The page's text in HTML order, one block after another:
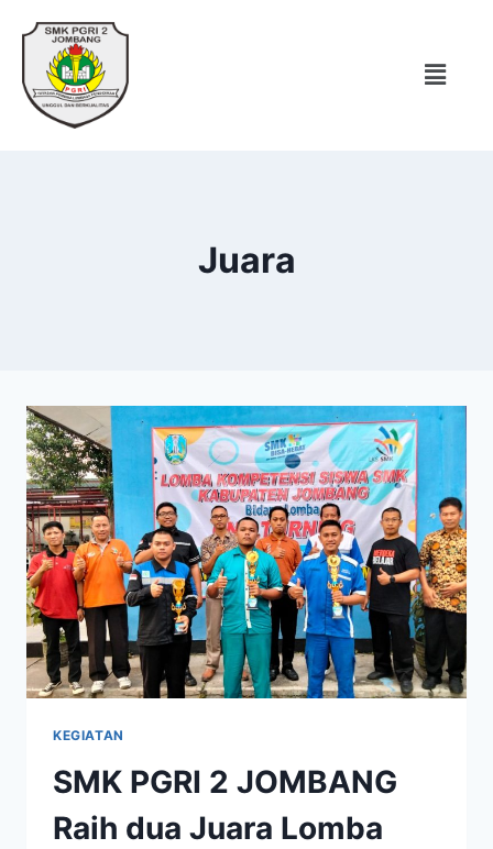
Juara
KEGIATAN
SMK PGRI 2 JOMBANG
Raih dua Juara Lomba